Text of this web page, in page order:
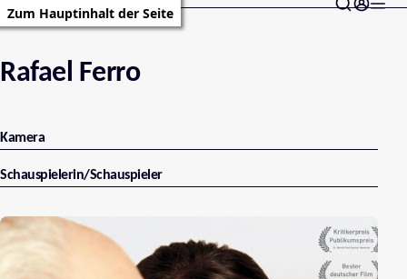
Zum Hauptinhalt der Seite
Rafael Ferro
Kamera
Schauspielerin/Schauspieler